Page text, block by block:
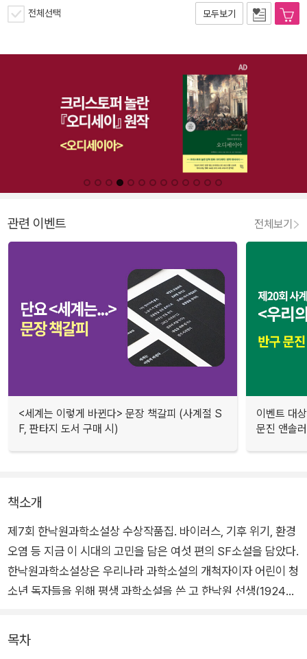
전체선택 모두보기
관련 이벤트 전체보기
<세계는 이렇게 바뀐다> 문장 책갈피 (사계절 S
F, 판타지 도서 구매 시)
이벤트 대
문진 앤솔
책소개
제7회 한낙원과학소설상 수상작품집. 바이러스, 기후 위기, 환경
오염 등 지금 이 시대의 고민을 담은 여섯 편의 SF소설을 담았다.
한낙원과학소설상은 우리나라 과학소설의 개척자이자 어린이 청
소년 독자들을 위해 평생 과학소설을 쓴 고 한낙원 선생(1924~
제1회 수상작인 최영희 작가의 「안녕, 베타」를 시작으로, 고호관
목차